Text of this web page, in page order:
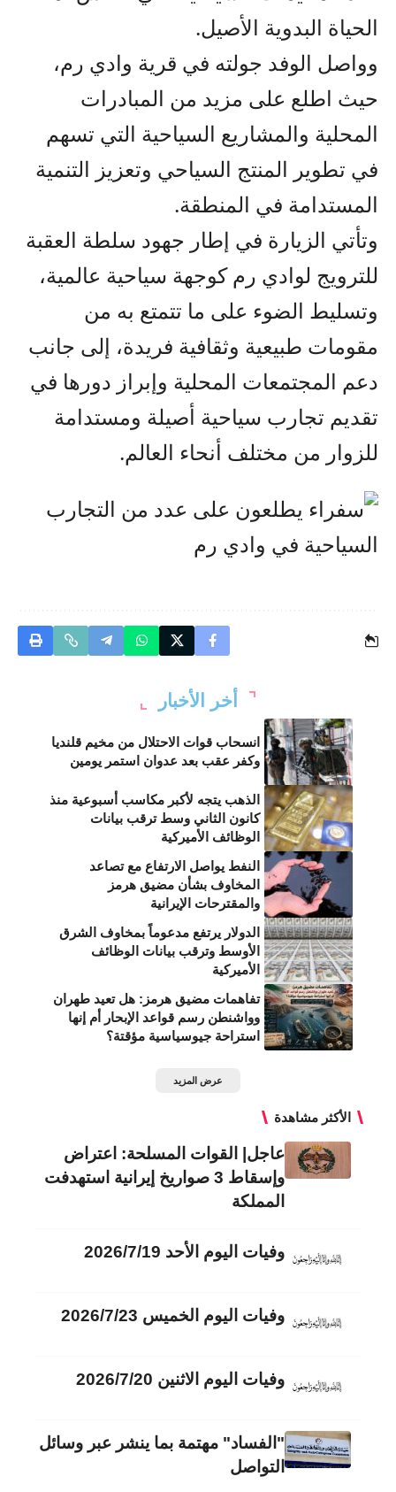
الحياة البدوية الأصيل.
وواصل الوفد جولته في قرية وادي رم،
حيث اطلع على مزيد من المبادرات
المحلية والمشاريع السياحية التي تسهم
في تطوير المنتج السياحي وتعزيز التنمية
المستدامة في المنطقة.
وتأتي الزيارة في إطار جهود سلطة العقبة
للترويج لوادي رم كوجهة سياحية عالمية،
وتسليط الضوء على ما تتمتع به من
مقومات طبيعية وثقافية فريدة، إلى جانب
دعم المجتمعات المحلية وإبراز دورها في
تقديم تجارب سياحية أصيلة ومستدامة
للزوار من مختلف أنحاء العالم.
أخر الأخبار
انسحاب قوات الاحتلال من مخيم قلنديا
وكفر عقب بعد عدوان استمر يومين
الذهب يتجه لأكبر مكاسب أسبوعية منذ
كانون الثاني وسط ترقب بيانات
الوظائف الأميركية
النفط يواصل الارتفاع مع تصاعد
المخاوف بشأن مضيق هرمز
والمقترحات الإيرانية
الدولار يرتفع مدعوماً بمخاوف الشرق
الأوسط وترقب بيانات الوظائف
الأميركية
تفاهمات مضيق هرمز: هل تعيد طهران
وواشنطن رسم قواعد الإبحار أم إنها
استراحة جيوسياسية مؤقتة؟
عرض المزيد
الأكثر مشاهدة
عاجل| القوات المسلحة: اعتراض
وإسقاط 3 صواريخ إيرانية استهدفت
المملكة
وفيات اليوم الأحد 2026/7/19
وفيات اليوم الخميس 2026/7/23
وفيات اليوم الاثنين 2026/7/20
"الفساد" مهتمة بما ينشر عبر وسائل
التواصل